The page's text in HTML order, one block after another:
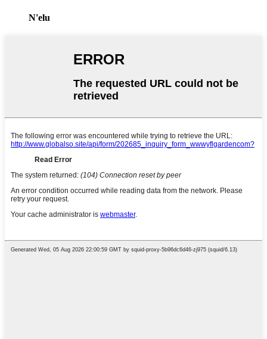
N'elu